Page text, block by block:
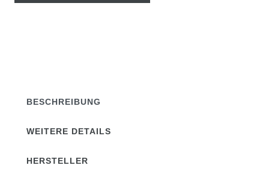
BESCHREIBUNG
WEITERE DETAILS
HERSTELLER